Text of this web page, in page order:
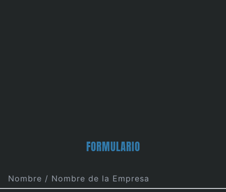
FORMULARIO